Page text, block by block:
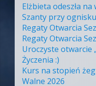
Elżbieta odeszła
Szanty przy ognisku
Regaty Otwarcia
Regaty Otwarcia
Uroczyste otwarcie
Życzenia :)
Kurs na stopień
Walne 2026